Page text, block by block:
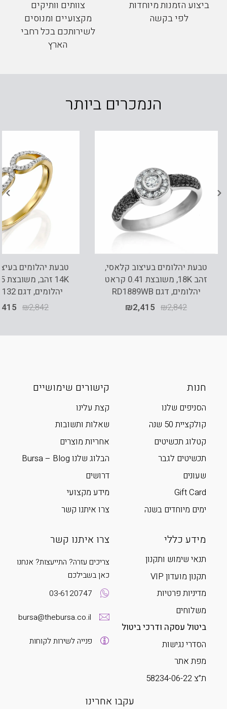
ביצוע הזמנות מיוחדות
לפי בקשה
צוותים וותיקים
מקצועיים ומנוסים
לשירותכם בכל רחבי
הארץ
הנמכרים ביותר
טבעת יהלומים בעיצוב קלאסי,
זהב 18K, משובצת 0.41 קראט
יהלומים, דגם RD1889WB
₪2,842
₪2,415
טבעת יהלומים
יהלומים, דגם RDRF18132
₪2,842
חנות
הסניפים שלנו
קולקציית 50 שנה
קטלוג תכשיטים
תכשיטים לגבר
שעונים
Gift Card
ימים מיוחדים בשנה
קישורים שימושיים
קצת עלינו
שאלות ותשובות
אחריות מוצרים
הבלוג שלנו Bursa – Blog
דרושים
מידע מקצועי
צרו איתנו קשר
מידע כללי
תנאי שימוש ותקנון
תקנון מועדון VIP
מדיניות פרטיות
משלוחים
ביטול עסקה ודרכי ביטול
הסדרי נגישות
מפת אתר
ת”צ 58234-06-22
צרו איתנו קשר
צריכים עזרה? התייעצות? אנחנו
כאן בשבילכם
03-6120747
bursa@thebursa.co.il
פנייה לשירות לקוחות
עקבו אחרינו